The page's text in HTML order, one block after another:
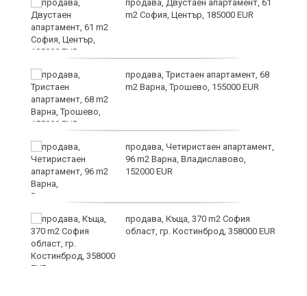
продава, Двустаен апартамент, 61
m2 София, Център, 185000 EUR
продава, Тристаен апартамент, 68
m2 Варна, Трошево, 155000 EUR
продава, Четиристаен апартамент,
96 m2 Варна, Владиславово,
152000 EUR
продава, Къща, 370 m2 София
област, гр. Костинброд, 358000 EUR